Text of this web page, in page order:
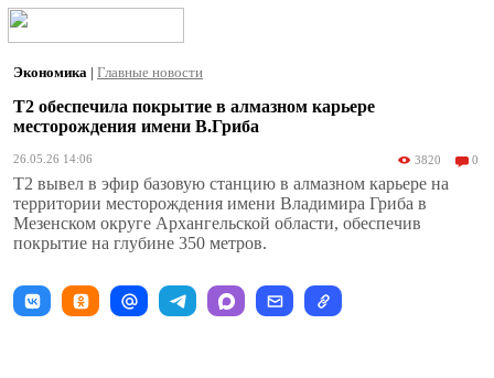
Экономика | Главные новости
T2 обеспечила покрытие в алмазном карьере
месторождения имени В.Гриба
26.05.26 14:06 3820 0
T2 вывел в эфир базовую станцию в алмазном карьере на
территории месторождения имени Владимира Гриба в
Мезенском округе Архангельской области, обеспечив
покрытие на глубине 350 метров.